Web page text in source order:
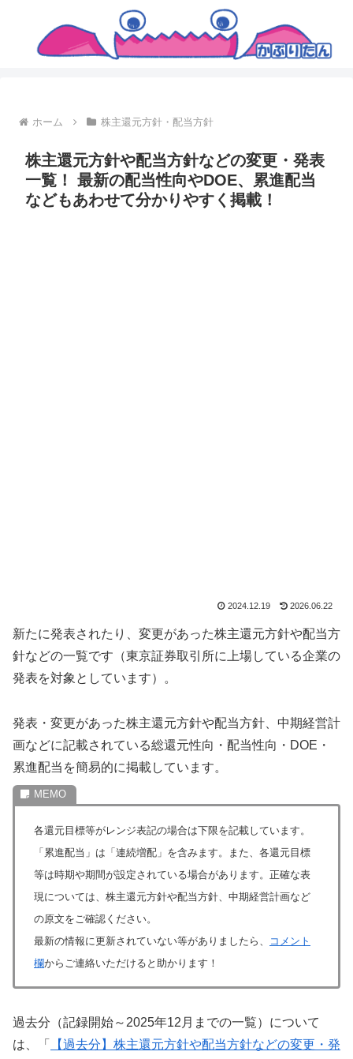
ホーム 株主還元方針・配当方針
株主還元方針や配当方針などの変更・発表
一覧！ 最新の配当性向やDOE、累進配当
などもあわせて分かりやすく掲載！
2024.12.19 2026.06.22
新たに発表されたり、変更があった株主還元方針や配当方
針などの一覧です（東京証券取引所に上場している企業の
発表を対象としています）。
発表・変更があった株主還元方針や配当方針、中期経営計
画などに記載されている総還元性向・配当性向・DOE・
累進配当を簡易的に掲載しています。
各還元目標等がレンジ表記の場合は下限を記載しています。
「累進配当」は「連続増配」を含みます。また、各還元目標
等は時期や期間が設定されている場合があります。正確な表
現については、株主還元方針や配当方針、中期経営計画など
の原文をご確認ください。
最新の情報に更新されていない等がありましたら、
コメント
欄からご連絡いただけると助かります！
過去分（記録開始～2025年12月までの一覧）について
は、「
【過去分】株主還元方針や配当方針などの変更・発